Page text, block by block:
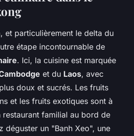
et particulièrement le delta du
étape incontournable de
. Ici, la cuisine est marquée
et du Laos, avec
doux et sucrés. Les fruits
et les fruits exotiques sont à
restaurant familial au bord de
déguster un "Banh Xeo", une